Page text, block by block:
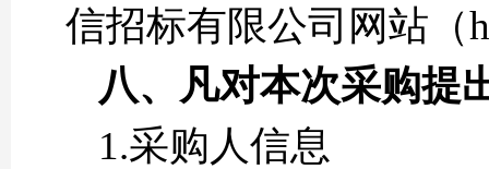
信招标有限公司网站（
八、凡对本次采购提
1.采购人信息